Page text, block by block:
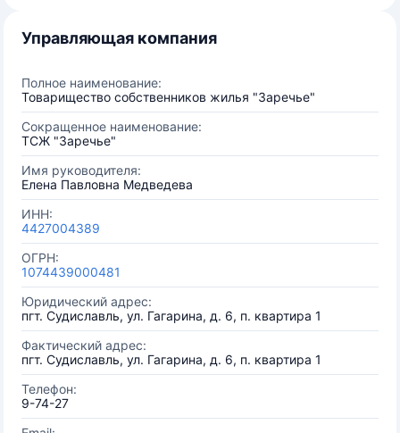
Управляющая компания
Полное наименование:
Товарищество собственников жилья "Заречье"
Сокращенное наименование:
ТСЖ "Заречье"
Имя руководителя:
Елена Павловна Медведева
ИНН:
4427004389
ОГРН:
1074439000481
Юридический адрес:
пгт. Судиславль, ул. Гагарина, д. 6, п. квартира 1
Фактический адрес:
пгт. Судиславль, ул. Гагарина, д. 6, п. квартира 1
Телефон:
9-74-27